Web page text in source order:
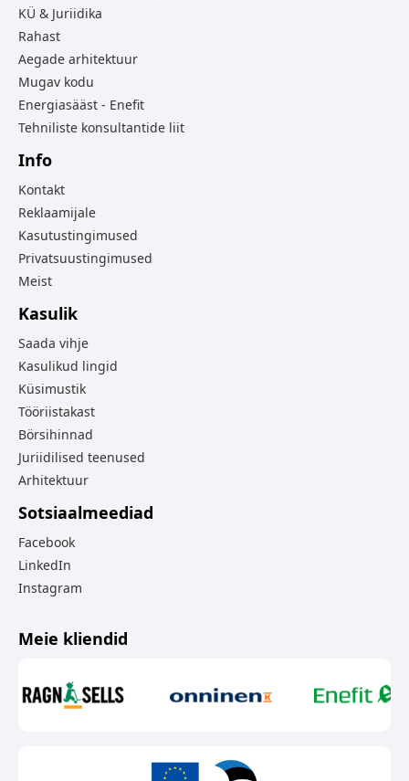
KÜ & Juriidika
Rahast
Aegade arhitektuur
Mugav kodu
Energiasääst - Enefit
Tehniliste konsultantide liit
Info
Kontakt
Reklaamijale
Kasutustingimused
Privatsuustingimused
Meist
Kasulik
Saada vihje
Kasulikud lingid
Küsimustik
Tööriistakast
Börsihinnad
Juriidilised teenused
Arhitektuur
Sotsiaalmeediad
Facebook
LinkedIn
Instagram
Meie kliendid